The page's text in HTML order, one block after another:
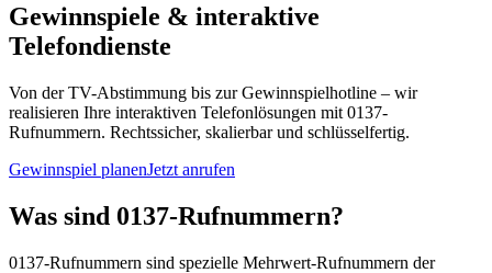
Gewinnspiele & interaktive
Telefondienste
Von der TV-Abstimmung bis zur Gewinnspielhotline – wir
realisieren Ihre interaktiven Telefonlösungen mit 0137-
Rufnummern. Rechtssicher, skalierbar und schlüsselfertig.
Gewinnspiel planenJetzt anrufen
Was sind 0137-Rufnummern?
0137-Rufnummern sind spezielle Mehrwert-Rufnummern der